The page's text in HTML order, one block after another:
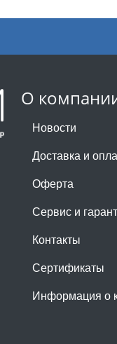
О
Новости
Доставка и
Оферта
Сервис и
Контакты
Сертификаты
Информация о